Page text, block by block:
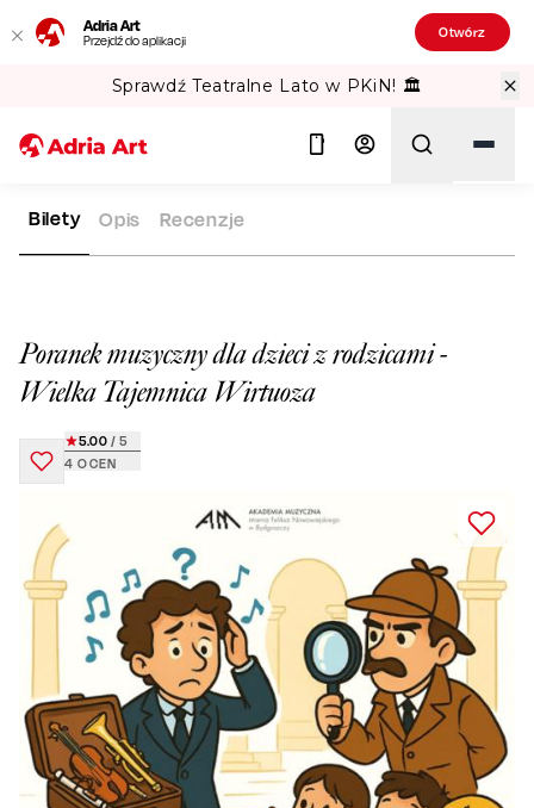
Adria Art
Przejdź do aplikacji Otwórz
Sprawdź Teatralne Lato w PKiN! 🏛️
ADRIA ART REPERTUAR
Poranek muzyczny dla dzieci z rodzicami -
Wielka Tajemnica Wirtuoza
4 OCEN
5.00 / 5
Bilety Opis Recenzje